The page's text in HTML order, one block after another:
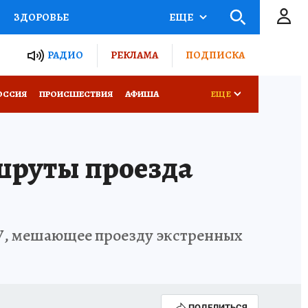
ЗДОРОВЬЕ
РОССИИ
ЕЩЕ
РАДИО РЕКЛАМА ПОДПИСКА
ПРОИСШЕСТВИЯ АФИША ЕЩЕ
проезда
мешающее проезду экстренных